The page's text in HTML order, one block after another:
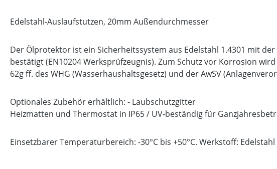
Edelstahl-Auslaufstutzen, 20mm Außendurchmesser
Der Ölprotektor ist ein Sicherheitssystem aus Edelstahl 1.4301 mit
bestätigt (EN10204 Werksprüfzeugnis). Zum Schutz vor Korrosion
62g ff. des WHG (Wasserhaushaltsgesetz) und der AwSV
Optionales Zubehör erhältlich: - Laubschutzgitter
Heizmatten und Thermostat in IP65 / UV-beständig für
Einsetzbarer Temperaturbereich: -30°C bis +50°C. Werkstoff: